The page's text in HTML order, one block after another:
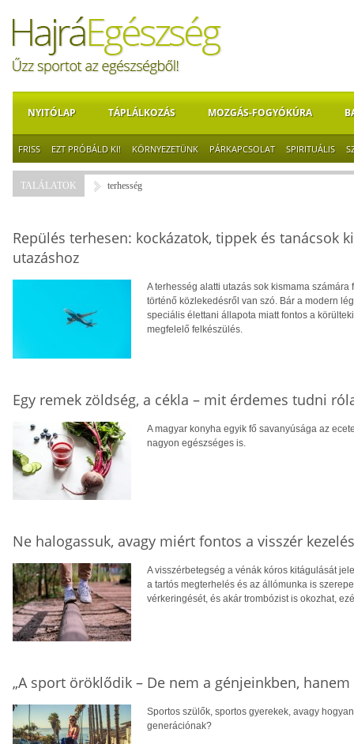
NYITÓLAP TÁPLÁLKOZÁS MOZGÁS-FOGYÓKÚRA
FRISS EZT PRÓBÁLD KI! KÖRNYEZETÜNK PÁRKAPCSOLAT SPIRITUÁLIS
TALÁLATOK terhesség
Repülés terhesen: kockázatok, tippek és tanácsok
utazáshoz
A terhesség alatti utazás sok kismama
történő közlekedésről van szó. Bár a modern
speciális élettani állapota miatt fontos a
megfelelő felkészülés.
Egy remek zöldség, a cékla – mit érdemes tudni
A magyar konyha egyik fő savanyúsága az
nagyon egészséges is.
Ne halogassuk, avagy miért fontos a visszér
A visszérbetegség a vénák kóros kitágulását
a tartós megterhelés és az állómunka is
vérkeringését, és akár trombózist is okozhat,
„A sport öröklődik – De nem a génjeinkben, hanem
Sportos szülők, sportos gyerekek, avagy
generációnak?